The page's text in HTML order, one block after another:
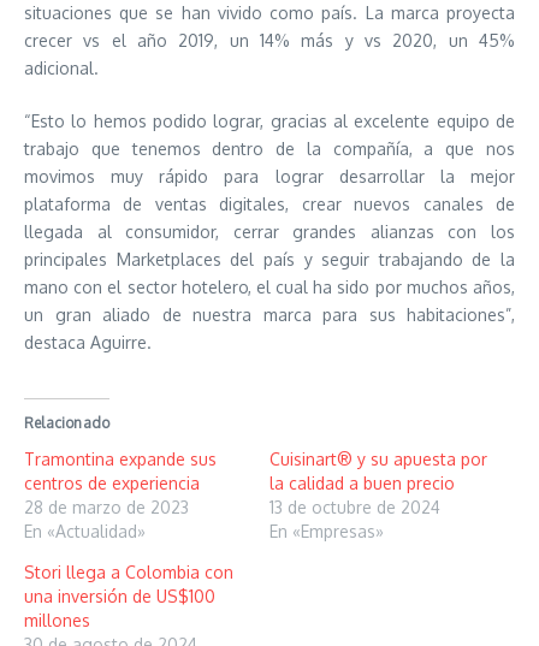
situaciones que se han vivido como país. La marca proyecta
crecer vs el año 2019, un 14% más y vs 2020, un 45%
adicional.
“Esto lo hemos podido lograr, gracias al excelente equipo de
trabajo que tenemos dentro de la compañía, a que nos
movimos muy rápido para lograr desarrollar la mejor
plataforma de ventas digitales, crear nuevos canales de
llegada al consumidor, cerrar grandes alianzas con los
principales Marketplaces del país y seguir trabajando de la
mano con el sector hotelero, el cual ha sido por muchos años,
un gran aliado de nuestra marca para sus habitaciones”,
destaca Aguirre.
Relacionado
Tramontina expande sus
centros de experiencia
28 de marzo de 2023
En «Actualidad»
Cuisinart® y su apuesta por
la calidad a buen precio
13 de octubre de 2024
En «Empresas»
Stori llega a Colombia con
una inversión de US$100
millones